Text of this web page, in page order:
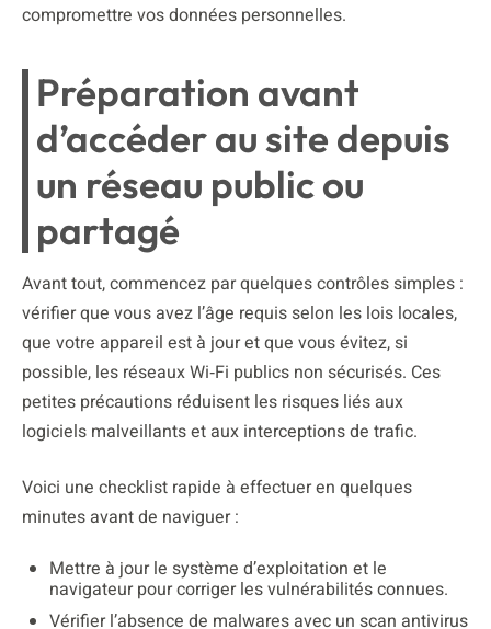
compromettre vos données personnelles.
Préparation avant
d’accéder au site depuis
un réseau public ou
partagé
Avant tout, commencez par quelques contrôles simples :
vérifier que vous avez l’âge requis selon les lois locales,
que votre appareil est à jour et que vous évitez, si
possible, les réseaux Wi‑Fi publics non sécurisés. Ces
petites précautions réduisent les risques liés aux
logiciels malveillants et aux interceptions de trafic.
Voici une checklist rapide à effectuer en quelques
minutes avant de naviguer :
Mettre à jour le système d’exploitation et le
navigateur pour corriger les vulnérabilités connues.
Vérifier l’absence de malwares avec un scan antivirus